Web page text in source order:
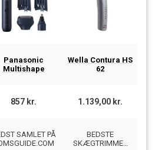
Panasonic
Multishape
Wella Contura HS
62
857 kr. 1.139,00 kr.
SAMLET PÅ
BEDSTE
SKÆGTRIMMER